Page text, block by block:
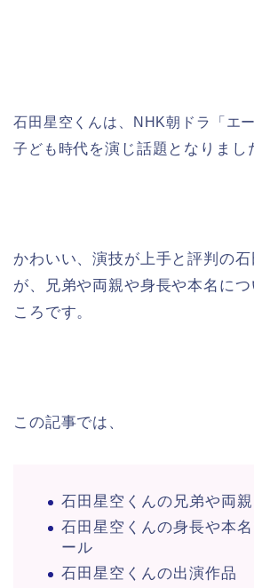
石田星空くんは、NHK朝ドラ「エ
子ども時代を演じ話題となりまし
かわいい、演技が上手と評判の
が、兄弟や両親や身長や本名に
ころです。
この記事では、
石田星空くんの兄弟や両親
石田星空くんの身長や本
ール
石田星空くんの出演作品